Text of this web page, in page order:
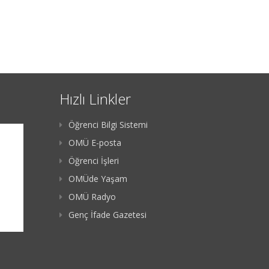
Hızlı Linkler
Öğrenci Bilgi Sistemi
OMÜ E-posta
Öğrenci İşleri
OMÜde Yaşam
OMÜ Radyo
Genç İfade Gazetesi